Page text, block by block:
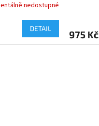
nedostupné
DETAIL
975 Kč